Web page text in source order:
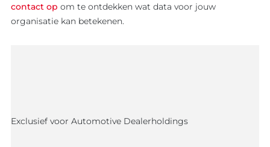
contact op om te ontdekken wat data voor jouw
organisatie kan betekenen.
Exclusief voor Automotive Dealerholdings